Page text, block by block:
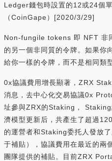
Ledger錢包時設置的12或24個
（CoinGape）[2020/3/29]
Non-fungile tokens 即 NFT 非
的另一個非同質的令牌。如果你
給你一樣的令牌，而不是相同類
0x協議費用增長顯著，ZRX
消息，去中心化交易協議0x
址參與ZRX的Staking，
濟模型更新后，共產生了超過
的運營者和Staking委托人發放
于補貼），協議費用在最近的兩
團隊提供的補貼。目前ZRX